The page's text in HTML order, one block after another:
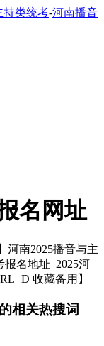
持类统考-河南播音
名网址
河南2025播音与主
名地址_2025河
收藏备用】
相关热搜词